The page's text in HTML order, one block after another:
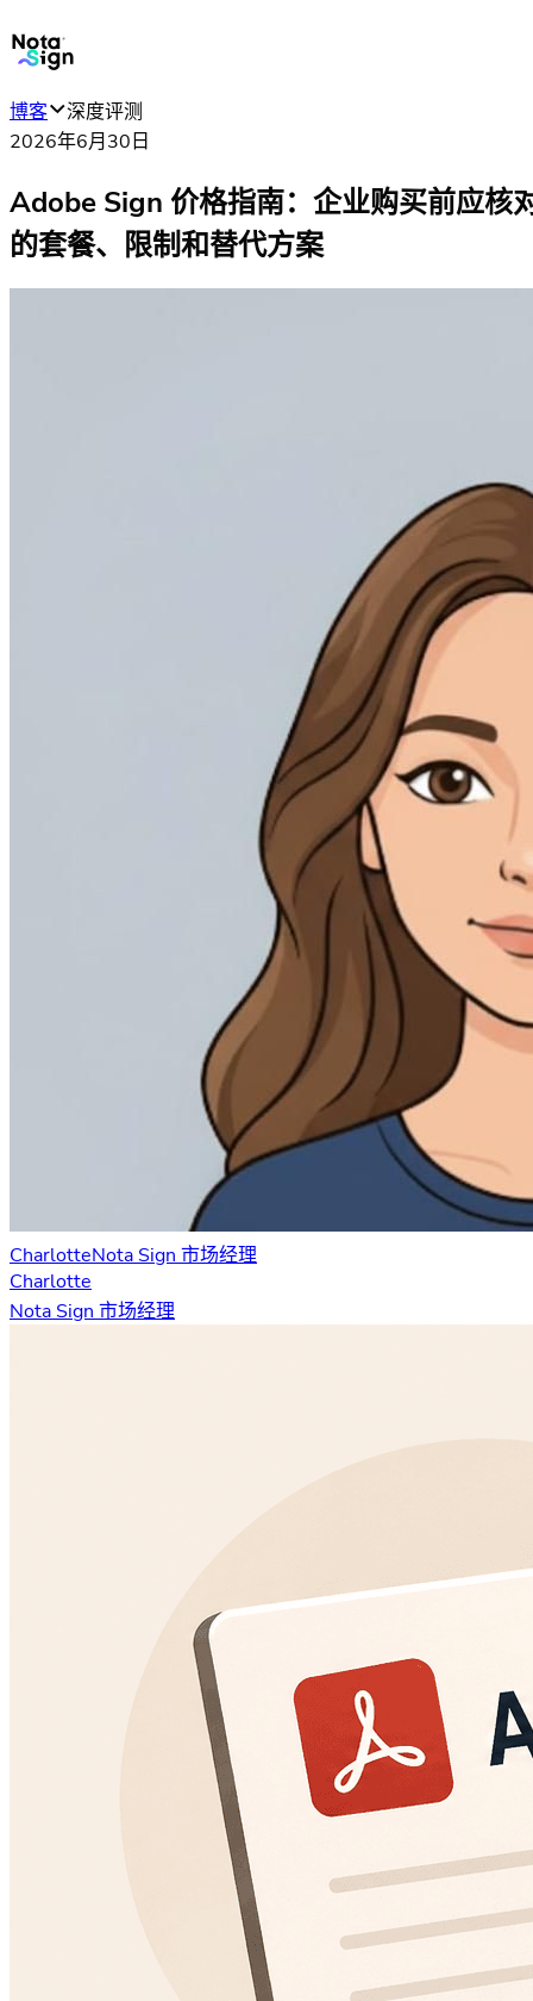
博客
深度评测
2026年6月30日
Adobe Sign 价格指南：企业购买前应核
的套餐、限制和替代方案
CharlotteNota Sign 市场经理
Charlotte
Nota Sign 市场经理